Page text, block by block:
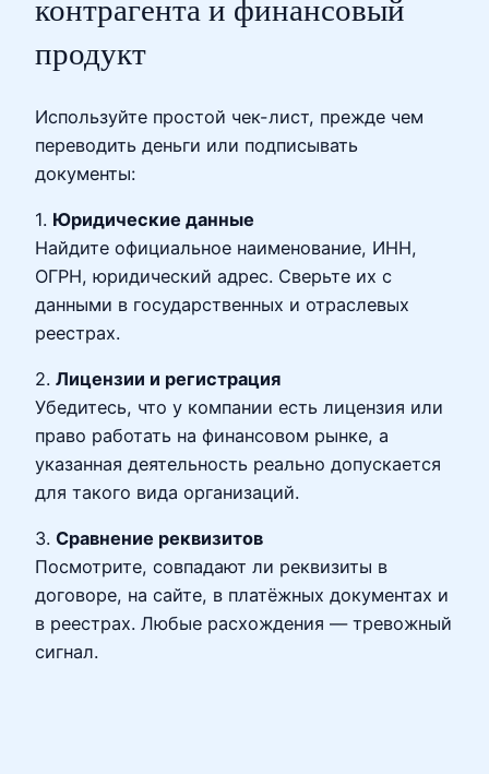
контрагента и финансовый
продукт
Используйте простой чек-лист, прежде чем
переводить деньги или подписывать
документы:
1. Юридические данные
Найдите официальное наименование, ИНН,
ОГРН, юридический адрес. Сверьте их с
данными в государственных и отраслевых
реестрах.
2. Лицензии и регистрация
Убедитесь, что у компании есть лицензия или
право работать на финансовом рынке, а
указанная деятельность реально допускается
для такого вида организаций.
3. Сравнение реквизитов
Посмотрите, совпадают ли реквизиты в
договоре, на сайте, в платёжных документах и
в реестрах. Любые расхождения — тревожный
сигнал.